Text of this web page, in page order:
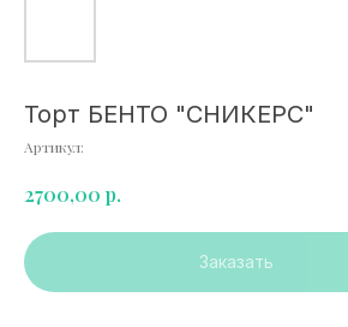
Торт БЕНТО "СНИКЕРС"
Артикул:
2700,00 р.
Заказать